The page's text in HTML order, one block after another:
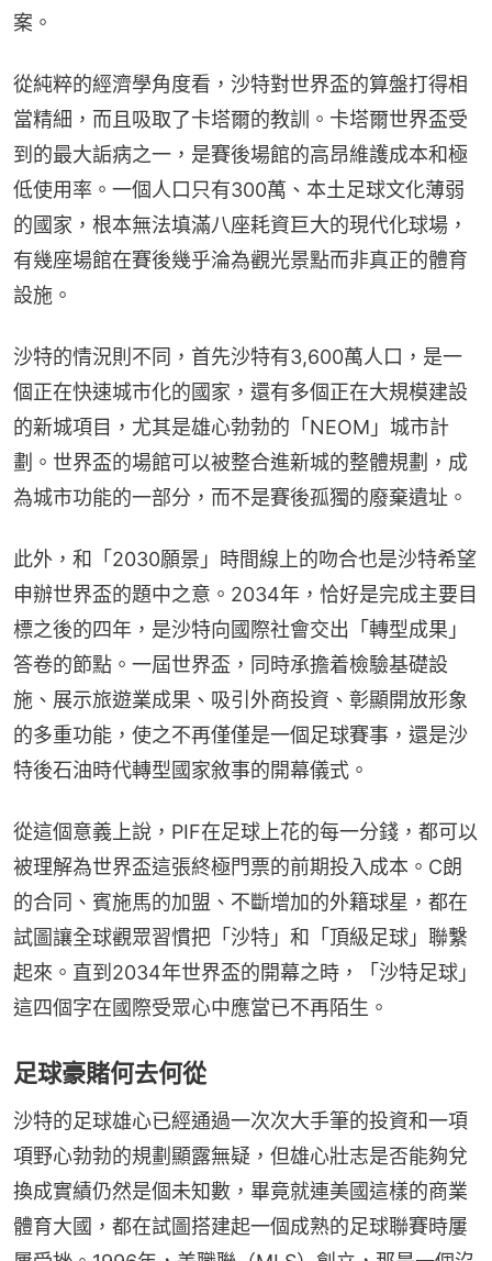
案。
從純粹的經濟學角度看，沙特對世界盃的算盤打得相
當精細，而且吸取了卡塔爾的教訓。卡塔爾世界盃受
到的最大詬病之一，是賽後場館的高昂維護成本和極
低使用率。一個人口只有300萬、本土足球文化薄弱
的國家，根本無法填滿八座耗資巨大的現代化球場，
有幾座場館在賽後幾乎淪為觀光景點而非真正的體育
設施。
沙特的情況則不同，首先沙特有3,600萬人口，是一
個正在快速城市化的國家，還有多個正在大規模建設
的新城項目，尤其是雄心勃勃的「NEOM」城市計
劃。世界盃的場館可以被整合進新城的整體規劃，成
為城市功能的一部分，而不是賽後孤獨的廢棄遺址。
此外，和「2030願景」時間線上的吻合也是沙特希望
申辦世界盃的題中之意。2034年，恰好是完成主要目
標之後的四年，是沙特向國際社會交出「轉型成果」
答卷的節點。一屆世界盃，同時承擔着檢驗基礎設
施、展示旅遊業成果、吸引外商投資、彰顯開放形象
的多重功能，使之不再僅僅是一個足球賽事，還是沙
特後石油時代轉型國家敘事的開幕儀式。
從這個意義上說，PIF在足球上花的每一分錢，都可以
被理解為世界盃這張終極門票的前期投入成本。C朗
的合同、賓施馬的加盟、不斷增加的外籍球星，都在
試圖讓全球觀眾習慣把「沙特」和「頂級足球」聯繫
起來。直到2034年世界盃的開幕之時，「沙特足球」
這四個字在國際受眾心中應當已不再陌生。
足球豪賭何去何從
沙特的足球雄心已經通過一次次大手筆的投資和一項
項野心勃勃的規劃顯露無疑，但雄心壯志是否能夠兌
換成實績仍然是個未知數，畢竟就連美國這樣的商業
體育大國，都在試圖搭建起一個成熟的足球聯賽時屢